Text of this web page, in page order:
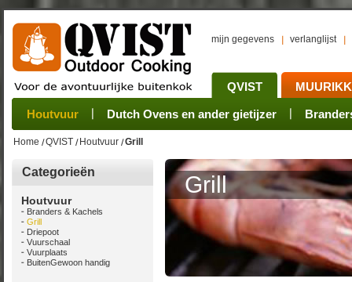
mijn gegevens verlanglijst
QVIST
Houtvuur Dutch Ovens en ander gietijzer
Grillplaat & ijzers Pannen Rookovens
Oogsten Verwerken Bewaren Onderhoud
Sets Stoves Camping sets Pots, Pans, Kettles
Home QVIST Houtvuur Grill
Categorieën
Houtvuur
Branders & Kachels
Grill
Driepoot
Vuurschaal
Vuurplaats
BuitenGewoon handig
Grill